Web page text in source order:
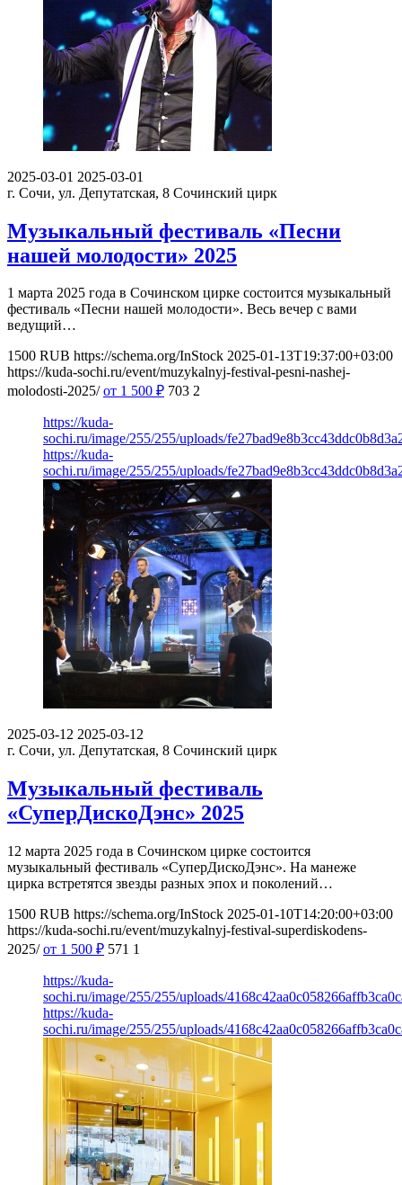
2025-03-01 2025-03-01
г. Сочи, ул. Депутатская, 8 Сочинский цирк
Музыкальный фестиваль «Песни
нашей молодости» 2025
1 марта 2025 года в Сочинском цирке состоится музыкальный
фестиваль «Песни нашей молодости». Весь вечер с вами
ведущий…
1500 RUB https://schema.org/InStock 2025-01-13T19:37:00+03:00
https://kuda-sochi.ru/event/muzykalnyj-festival-pesni-nashej-
molodosti-2025/ от 1 500 ₽ 703 2
https://kuda-
sochi.ru/image/255/255/uploads/
https://kuda-
sochi.ru/image/255/255/uploads/
2025-03-12 2025-03-12
г. Сочи, ул. Депутатская, 8 Сочинский цирк
Музыкальный фестиваль
«СуперДискоДэнс» 2025
12 марта 2025 года в Сочинском цирке состоится
музыкальный фестиваль «СуперДискоДэнс». На манеже
цирка встретятся звезды разных эпох и поколений…
1500 RUB https://schema.org/InStock 2025-01-10T14:20:00+03:00
https://kuda-sochi.ru/event/muzykalnyj-festival-superdiskodens-
2025/ от 1 500 ₽ 571 1
https://kuda-
sochi.ru/image/255/255/uploads/
https://kuda-
sochi.ru/image/255/255/uploads/